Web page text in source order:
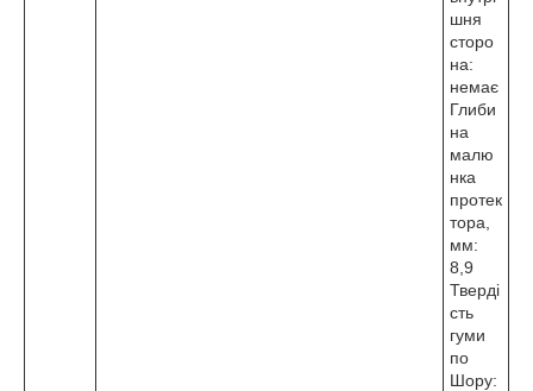
шня
сторо
на:
немає
Глиби
на
малю
нка
протек
тора,
мм:
8,9
Тверді
сть
гуми
по
Шору: